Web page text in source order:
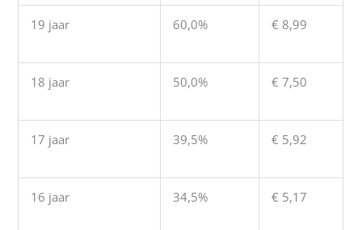
19 jaar 60,0% € 8,99
18 jaar 50,0% € 7,50
17 jaar 39,5% € 5,92
16 jaar 34,5% € 5,17